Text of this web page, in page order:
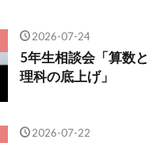
2026-07-24
5年生相談会「算数と
理科の底上げ」
2026-07-22